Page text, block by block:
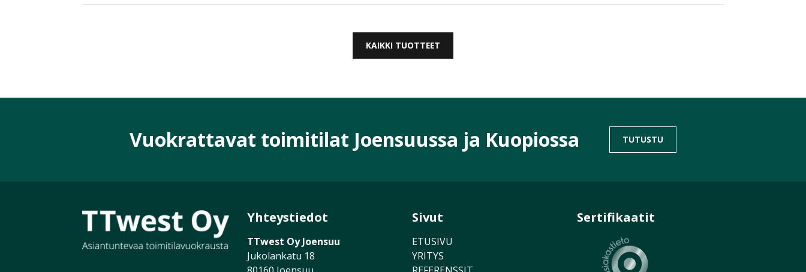
KAIKKI TUOTTEET
Vuokrattavat toimitilat Joensuussa ja Kuopiossa TUTUSTU
Yhteystiedot
TTwest Oy Joensuu
Jukolankatu 18
Sivut
ETUSIVU
YRITYS
Sertifikaatit